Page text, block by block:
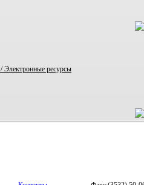
Электронные ресурсы